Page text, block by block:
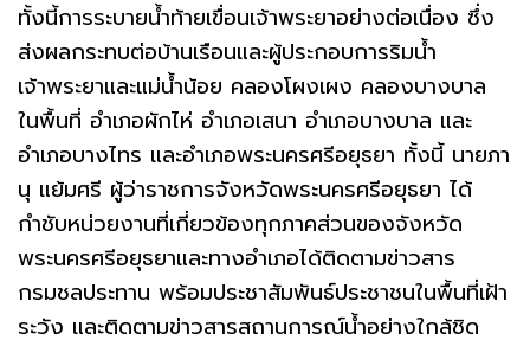
ทั้งนี้การระบายน้ำท้ายเขื่อนเจ้าพระยาอย่างต่อเนื่อง ซึ่ง
ส่งผลกระทบต่อบ้านเรือนและผู้ประกอบการริมน้ำ
เจ้าพระยาและแม่น้ำน้อย คลองโผงเผง คลองบางบาล
ในพื้นที่ อำเภอผักไห่ อำเภอเสนา อำเภอบางบาล และ
อำเภอบางไทร และอำเภอพระนครศรีอยุธยา ทั้งนี้ นายภา
นุ แย้มศรี ผู้ว่าราชการจังหวัดพระนครศรีอยุธยา ได้
กำชับหน่วยงานที่เกี่ยวข้องทุกภาคส่วนของจังหวัด
พระนครศรีอยุธยาและทางอำเภอได้ติดตามข่าวสาร
กรมชลประทาน พร้อมประชาสัมพันธ์ประชาชนในพื้นที่เฝ้า
ระวัง และติดตามข่าวสารสถานการณ์น้ำอย่างใกล้ชิด